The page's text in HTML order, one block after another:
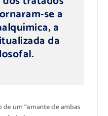
se a
alquímica, a
da
.
deum “amantede ambas